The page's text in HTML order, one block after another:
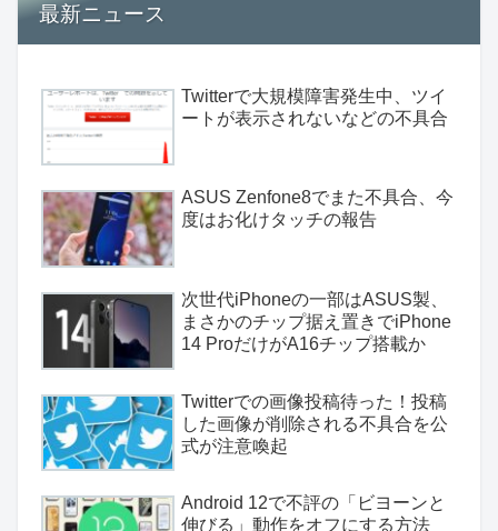
最新ニュース
Twitterで大規模障害発生中、ツイ
ートが表示されないなどの不具合
ASUS Zenfone8でまた不具合、今
度はお化けタッチの報告
次世代iPhoneの一部はASUS製、
まさかのチップ据え置きでiPhone
14 ProだけがA16チップ搭載か
Twitterでの画像投稿待った！投稿
した画像が削除される不具合を公
式が注意喚起
Android 12で不評の「ビヨーンと
伸びる」動作をオフにする方法